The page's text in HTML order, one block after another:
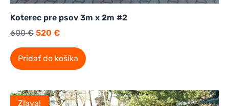
Koterec pre psov 3m x 2m #2
600€ 520 €
Pridať do košíka
Zľava!